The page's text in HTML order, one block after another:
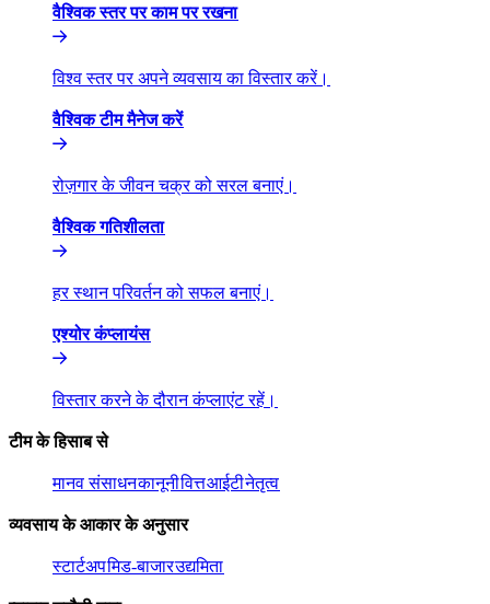
वैश्विक स्तर पर काम पर रखना​​
विश्व स्तर पर अपने व्यवसाय का विस्तार करें।​​
वैश्विक टीम मैनेज करें​​
रोज़गार के जीवन चक्र को सरल बनाएं।​​
वैश्विक गतिशीलता​​
हर स्थान परिवर्तन को सफल बनाएं।​​
एश्योर कंप्लायंस​​
विस्तार करने के दौरान कंप्लाएंट रहें।​​
टीम के हिसाब से​​
मानव संसाधन​​कानूनी​​वित्त​​आईटी​​नेतृत्व​​
व्यवसाय के आकार के अनुसार​​
स्टार्टअप​​मिड-बाजार​​उद्यमिता​​